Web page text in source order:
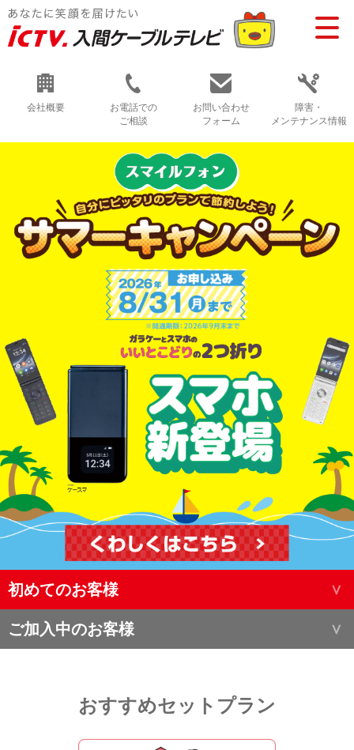
会社概要
お電話での
ご相談
お問い合わせ
フォーム
障害・
メンテナンス情報
初めてのお客様
ご加入中のお客様
おすすめセットプラン